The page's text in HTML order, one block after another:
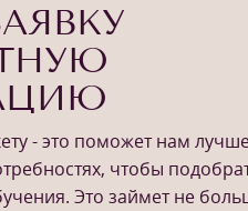
- это поможет нам
чтобы
Это займет не